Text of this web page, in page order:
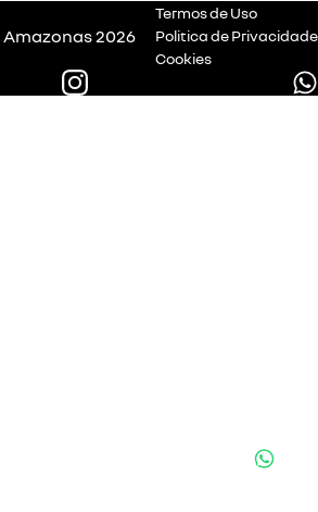
Amazonas 2026
Termos de Uso
Politica de Privacidade
Cookies